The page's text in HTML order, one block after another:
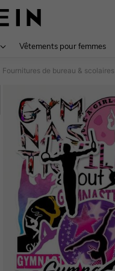
Vêtements pour femmes
Fournitures de bureau & scolaires